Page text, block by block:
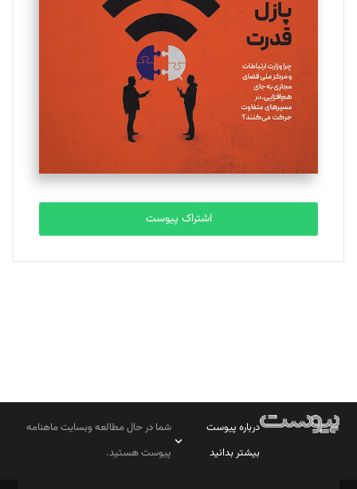
یسنا امان‌پور
تحریریه
ملینا جعفری
تحریریه
مصطفی مسجدی آرانی
تحریریه
بابک نقاش
تحریریه
اشتراک پیوست
درباره پیوست
بیشتر بدانید
شما در حال مطالعه وبسایت ماهنامه
پیوست هستید.